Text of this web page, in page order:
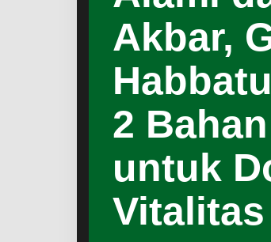
Akbar,
2
untuk